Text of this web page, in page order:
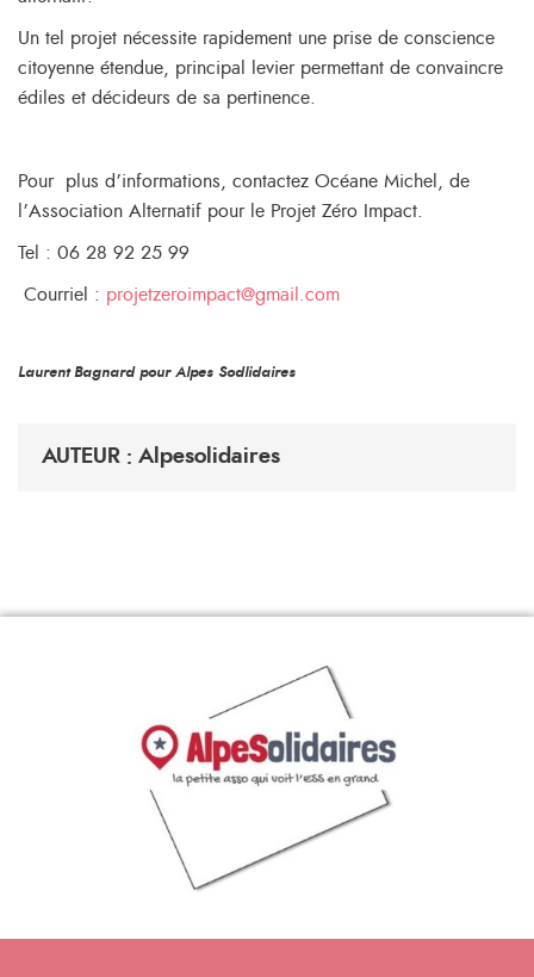
Un tel projet nécessite rapidement une prise de conscience
citoyenne étendue, principal levier permettant de convaincre
édiles et décideurs de sa pertinence.
Pour plus d’informations, contactez Océane Michel, de
l’Association Alternatif pour le Projet Zéro Impact.
Tel : 06 28 92 25 99
Courriel : projetzeroimpact@gmail.com
Laurent Bagnard pour Alpes Sodlidaires
AUTEUR : Alpesolidaires